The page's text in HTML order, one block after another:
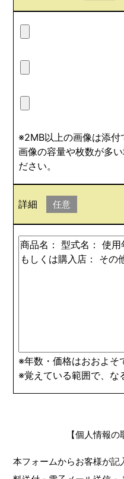
※2MB以上の画像は添付
画像の容量や枚数が多
ださい。
詳細 任意
※年数・価格はおおよそ
※覚えている範囲で、な
【個人情報の
本フォームからお客様が